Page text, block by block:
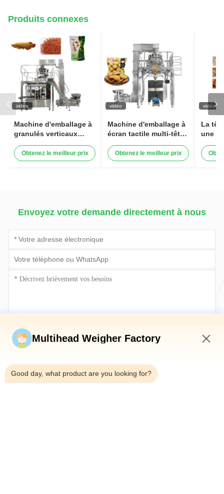
Produits connexes
vidéo
Machine d'emballage à
granulés verticaux
automatique Emballage
alimentaire pour chiens
Obtenez le meilleur prix
vidéo
Machine d'emballage à
écran tactile multi-tête
biscuits à œufs
Obtenez le meilleur prix
vidéo
La
une
Envoyez votre demande directement à nous
Soumettez maintenant
Multihead Weigher Factory
Good day, what product are you looking for?